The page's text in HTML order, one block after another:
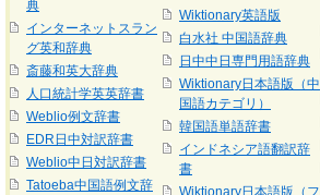
典
インターネットスラン
グ英和辞典
斎藤和英大辞典
人口統計学英英辞書
Weblio例文辞書
EDR日中対訳辞書
Weblio中日対訳辞書
Tatoeba中国語例文辞
Wiktionary英語版
白水社 中国語辞典
日中中日専門用語辞典
Wiktionary日本語版（中
国語カテゴリ）
韓国語単語辞書
インドネシア語翻訳辞
書
Wiktionary日本語版（フ